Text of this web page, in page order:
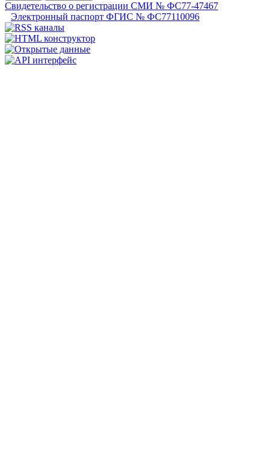
Свидетельство о регистрации СМИ № ФС77-47467
Электронный паспорт ФГИС № ФС77110096